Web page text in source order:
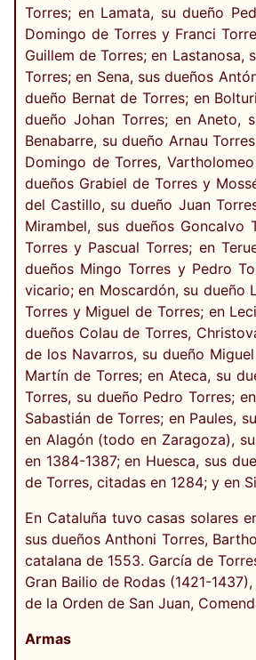
Torres; en Lamata, su dueño
Domingo de Torres y Franci
Guillem de Torres; en
Torres; en Sena, sus dueños
dueño Bernat de Torres; en
dueño Johan Torres; en Aneto,
Benabarre, su dueño Arnau
Domingo de Torres,
dueños Grabiel de Torres y
del Castillo, su dueño Juan
Mirambel, sus dueños Goncalvo
Torres y Pascual Torres; en
dueños Mingo Torres y Pedro
vicario; en Moscardón, su dueño
Torres y Miguel de Torres; en
dueños Colau de Torres,
de los Navarros, su dueño
Martín de Torres; en Ateca, su
Torres, su dueño Pedro Torres;
Sabastián de Torres; en Paules,
en Alagón (todo en Zaragoza),
en 1384-1387; en Huesca, sus
de Torres, citadas en 1284; y en
En Cataluña tuvo casas solares
sus dueños Anthoni Torres,
catalana de 1553. García de
Gran Bailio de Rodas (1421-
de la Orden de San Juan,
Armas